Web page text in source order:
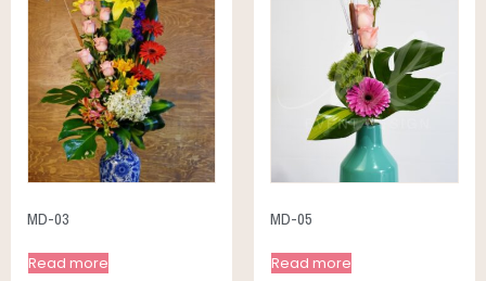
MD-03
Read more
MD-05
Read more